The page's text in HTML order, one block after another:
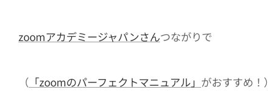
zoomアカデミージャパンさんつながりで
（ 「zoomのパーフェクトマニュアル」 がおすすめ！）